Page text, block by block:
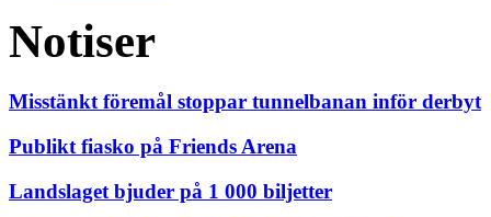
Notiser
Misstänkt föremål stoppar tunnelbanan inför derbyt
Publikt fiasko på Friends Arena
Landslaget bjuder på 1 000 biljetter